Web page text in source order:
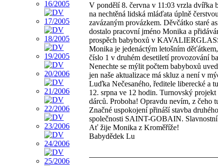
V pondělí 8. června v 11:03 vrzla
na nechtěná lidská mláďata úplně
zavázaným provázkem. Děvčátko staré
dostalo pracovní jméno Monika a
prospěch babyboxů v
Monika je jedenáctým letošním
číslo 1 v druhém desetiletí provozování
Nenechte se mýlit počtem babyboxů
jen naše aktualizace má skluz a není v
Luďka Nečesaného, ředitele liberecké a
12. srpna ve 12 hodin. Turnovský
dárců. Proboha! Opravdu nevím, z čeho
Značné uspokojení přináší stavba
společnosti SAINT-GOBAIN.
Ať žije Monika z Kroměříže!
Babydědek Lu